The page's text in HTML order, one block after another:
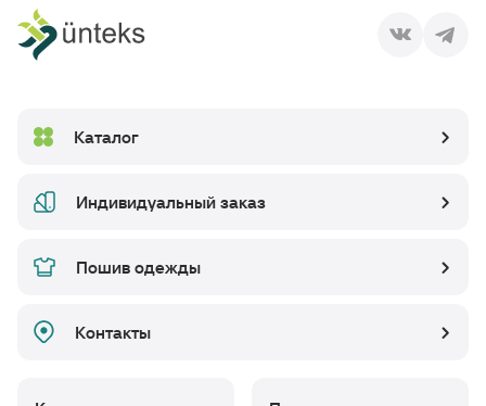
Каталог
Индивидуальный заказ
Пошив одежды
Контакты